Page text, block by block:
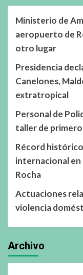
Ministerio de
aeropuerto de
otro lugar
Presidencia
Canelones,
extratropical
Personal de
taller de
Récord
internacional en
Rocha
Actuaciones
violencia
Archivo